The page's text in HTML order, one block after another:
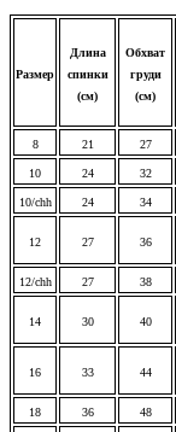
Размер
Длина
спинки
(см)
Обхват
груди
(см)
8 21 27
10 24 32
10/chh 24 34
12 27 36
12/chh 27 38
14 30 40
16 33 44
18 36 48